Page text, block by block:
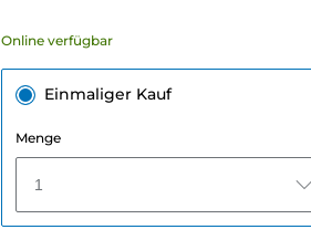
Online verfügbar
Einmaliger Kauf
Menge
1